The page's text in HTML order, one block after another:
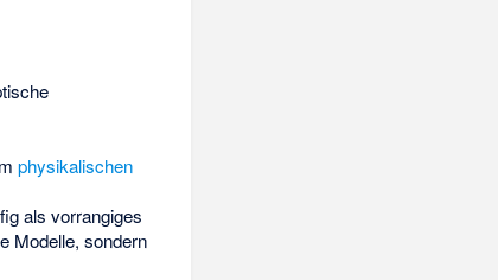
physikalischen
als vorrangiges
Modelle, sondern